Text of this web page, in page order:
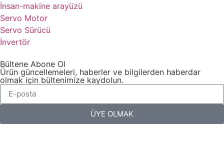
İnsan-makine arayüzü
Servo Motor
Servo Sürücü
İnvertör
Bültene Abone Ol
Ürün güncellemeleri, haberler ve bilgilerden haberdar
olmak için bültenimize kaydolun.
ÜYE OLMAK